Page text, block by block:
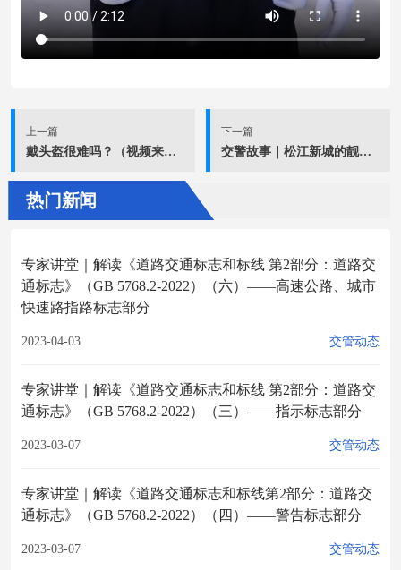
上一篇
戴头盔很难吗？（视频来源于人民网 ）
下一篇
交警故事｜松江新城的靓丽“警”色——记上海市公安局松江分局交管支队女子岗组
热门新闻
专家讲堂｜解读《道路交通标志和标线 第2部分：道路交
通标志》（GB 5768.2-2022）（六）——高速公路、城市
快速路指路标志部分
2023-04-03 交管动态
专家讲堂｜解读《道路交通标志和标线 第2部分：道路交
通标志》（GB 5768.2-2022）（三）——指示标志部分
2023-03-07 交管动态
专家讲堂｜解读《道路交通标志和标线第2部分：道路交
通标志》（GB 5768.2-2022）（四）——警告标志部分
2023-03-07 交管动态